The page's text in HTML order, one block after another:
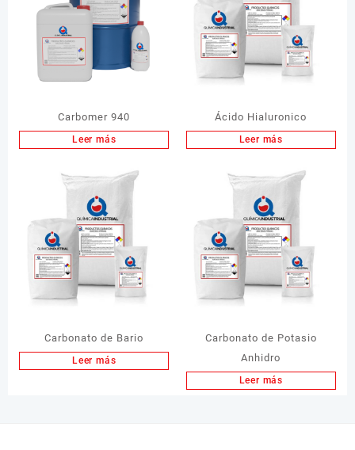
Carbomer 940
Leer más
Ácido Hialuronico
Leer más
Carbonato de Bario
Leer más
Carbonato de Potasio
Anhidro
Leer más